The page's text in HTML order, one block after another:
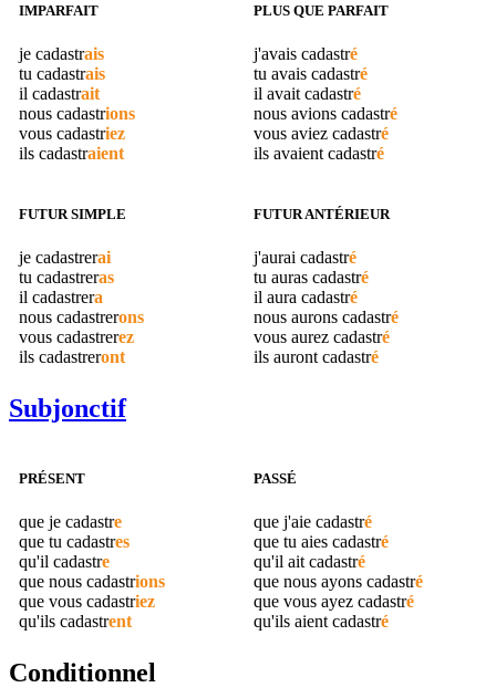
IMPARFAIT
je cadastrais
tu cadastrais
il cadastrait
nous cadastrions
vous cadastriez
ils cadastraient
PLUS QUE PARFAIT
j'avais cadastré
tu avais cadastré
il avait cadastré
nous avions cadastré
vous aviez cadastré
ils avaient cadastré
FUTUR SIMPLE
je cadastrerai
tu cadastreras
il cadastrera
nous cadastrerons
vous cadastrerez
ils cadastreront
FUTUR ANTÉRIEUR
j'aurai cadastré
tu auras cadastré
il aura cadastré
nous aurons cadastré
vous aurez cadastré
ils auront cadastré
Subjonctif
PRÉSENT
que je cadastre
que tu cadastres
qu'il cadastre
que nous cadastrions
que vous cadastriez
qu'ils cadastrent
PASSÉ
que j'aie cadastré
que tu aies cadastré
qu'il aitcadastré
que nous ayons cadastré
que vous ayez cadastré
qu'ils aientcadastré
Conditionnel